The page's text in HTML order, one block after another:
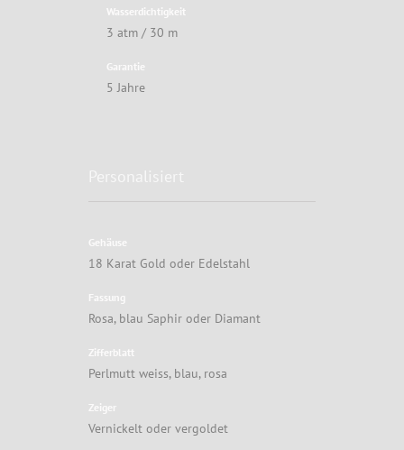
Wasserdichtigkeit
3 atm / 30 m
Garantie
5 Jahre
Gehäuse
18 Karat Gold oder Edelstahl
Fassung
Rosa, blau Saphir oder Diamant
Zifferblatt
Perlmutt weiss, blau, rosa
Zeiger
Vernickelt oder vergoldet